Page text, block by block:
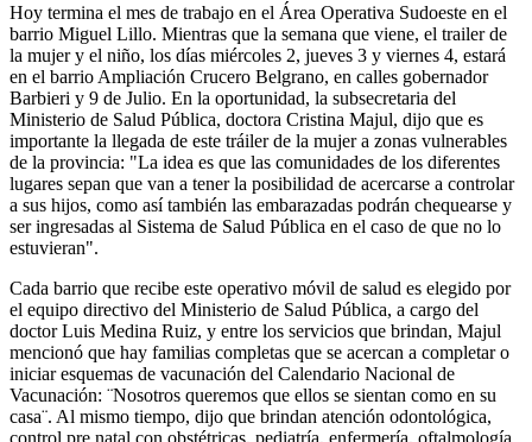
Hoy termina el mes de trabajo en el Área Operativa Sudoeste en el
barrio Miguel Lillo. Mientras que la semana que viene, el trailer de
la mujer y el niño, los días miércoles 2, jueves 3 y viernes 4, estará
en el barrio Ampliación Crucero Belgrano, en calles gobernador
Barbieri y 9 de Julio. En la oportunidad, la subsecretaria del
Ministerio de Salud Pública, doctora Cristina Majul, dijo que es
importante la llegada de este tráiler de la mujer a zonas vulnerables
de la provincia: "La idea es que las comunidades de los diferentes
lugares sepan que van a tener la posibilidad de acercarse a controlar
a sus hijos, como así también las embarazadas podrán chequearse y
ser ingresadas al Sistema de Salud Pública en el caso de que no lo
estuvieran".
Cada barrio que recibe este operativo móvil de salud es elegido por
el equipo directivo del Ministerio de Salud Pública, a cargo del
doctor Luis Medina Ruiz, y entre los servicios que brindan, Majul
mencionó que hay familias completas que se acercan a completar o
iniciar esquemas de vacunación del Calendario Nacional de
Vacunación: ¨Nosotros queremos que ellos se sientan como en su
casa¨. Al mismo tiempo, dijo que brindan atención odontológica,
control pre natal con obstétricas, pediatría, enfermería, oftalmología